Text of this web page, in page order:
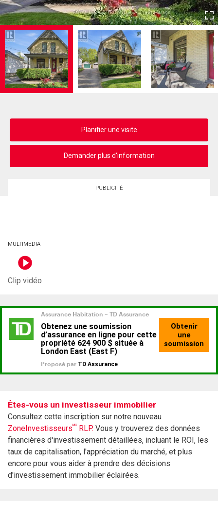
Planifier une visite
Demander plus d'information
PUBLICITÉ
MULTIMEDIA
Clip vidéo
Êtes-vous un investisseur immobilier
Consultez cette inscription sur notre nouveau
ZoneInvestisseursMC RLP. Vous y trouverez des données
financières d'investissement détaillées, incluant le ROI, les
taux de capitalisation, l'appréciation du marché, et plus
encore pour vous aider à prendre des décisions
d'investissement immobilier éclairées.